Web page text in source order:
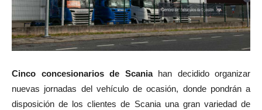
Cinco concesionarios de Scaniahan decidido organizar
nuevas jornadas del vehículo de ocasión, donde pondrán a
disposición de los clientes de Scania una gran variedad de